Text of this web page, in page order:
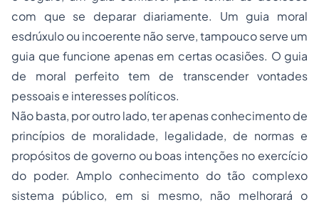
com que se deparar diariamente. Um guia moral
esdrúxulo ou incoerente não serve, tampouco serve um
guia que funcione apenas em certas ocasiões. O guia
de moral perfeito tem de transcender vontades
pessoais e interesses políticos.
Não basta, por outro lado, ter apenas conhecimento de
princípios de moralidade, legalidade, de normas e
propósitos de governo ou boas intenções no exercício
do poder. Amplo conhecimento do tão complexo
sistema público, em si mesmo, não melhorará o